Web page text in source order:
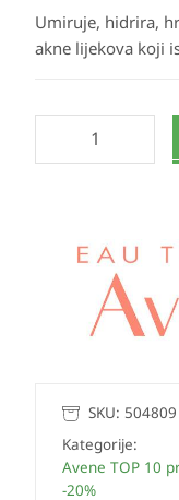
Umiruje, hidrira,
akne lijekova koji
SKU: 504809
Kategorije:
Avene TOP 10
-20%